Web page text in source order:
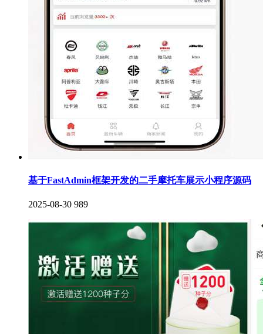
基于FastAdmin框架开发的二手摩托车展示小程序源码
2025-08-30 989